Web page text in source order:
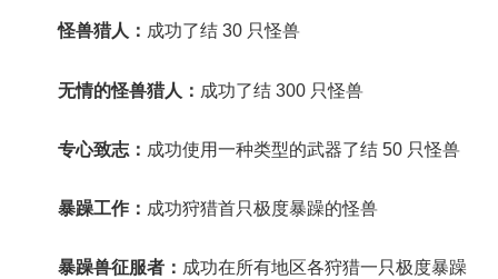
怪兽猎人： 成功了结 30 只怪兽
无情的怪兽猎人： 成功了结 300 只怪兽
专心致志： 成功使用一种类型的武器了结 50 只怪兽
暴躁工作： 成功狩猎首只极度暴躁的怪兽
暴躁兽征服者： 成功在所有地区各狩猎一只极度暴躁